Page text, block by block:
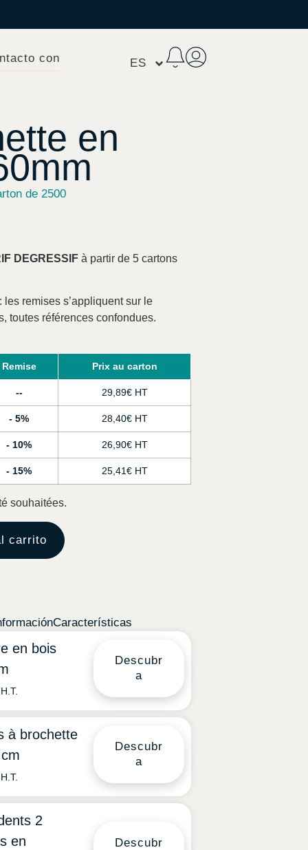
con ES
en
de 2500
DEGRESSIF à partir de 5 cartons
les remises s’appliquent sur le
toutes références confondues.
Remise Prix au carton
- 29,89€
5% 28,40€
10% 26,90€
15% 25,41€
souhaitées.
carrito
Características
en bois
H.T.
Descubr
a
à brochette
H.T.
Descubr
a
2
en
Descubr